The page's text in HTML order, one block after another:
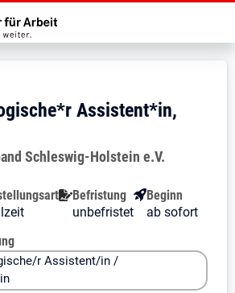
Jobsuche Startseite
zu:
Assistent*in,
Schleswig-Holstein e.V.
Befristung
unbefristet
Beginn
ab sofort
r Assistent/in /